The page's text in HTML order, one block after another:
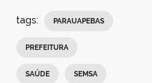
tags: PARAUAPEBAS
PREFEITURA
SAÚDE SEMSA